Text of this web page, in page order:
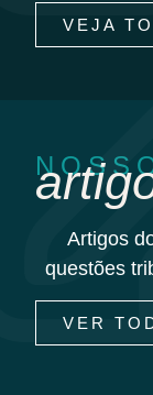
VEJA
Artigos
questões
VER